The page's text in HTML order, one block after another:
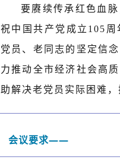
要赓续传承红色血
祝中国共产党成立 105周
党员、老同志的坚定信
力推动全市经济社会高
助解决老党员实际困难
会议要求——